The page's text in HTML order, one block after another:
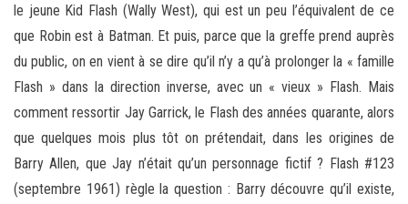
le jeune Kid Flash (Wally West), qui est un peu l’équivalent de ce
que Robin est à Batman. Et puis, parce que la greffe prend auprès
du public, on en vient à se dire qu’il n’y a qu’à prolonger la « famille
Flash » dans la direction inverse, avec un « vieux » Flash. Mais
comment ressortir Jay Garrick, le Flash des années quarante, alors
que quelques mois plus tôt on prétendait, dans les origines de
Barry Allen, que Jay n’était qu’un personnage fictif ? Flash #123
(septembre 1961) règle la question : Barry découvre qu’il existe,